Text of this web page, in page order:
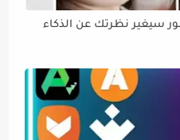
سيغير نظرتك عن الذكاء